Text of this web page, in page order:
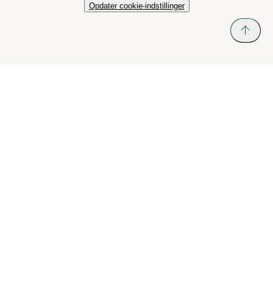
Opdater cookie-indstillinger